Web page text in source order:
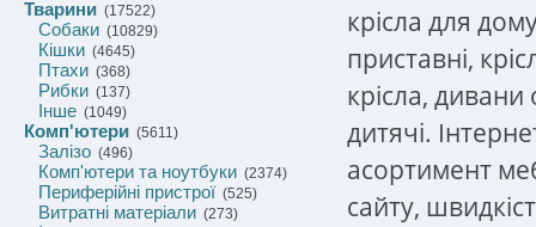
Тварини (17522)
Собаки (10829)
Кішки (4645)
Птахи (368)
Рибки (137)
Інше (1049)
Комп'ютери (5611)
Залізо (496)
Комп'ютери та ноутбуки (2374)
Периферійні пристрої (525)
Витратні матеріали (273)
крісла для
приставні,
крісла, дивани
дитячі.
асортимент
сайту,